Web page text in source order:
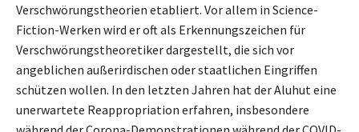
Verschwörungstheorien etabliert. Vor allem in Science-
Fiction-Werken wird er oft als Erkennungszeichen für
Verschwörungstheoretiker dargestellt, die sich vor
angeblichen außerirdischen oder staatlichen Eingriffen
schützen wollen. In den letzten Jahren hat der Aluhut eine
unerwartete Reappropriation erfahren, insbesondere